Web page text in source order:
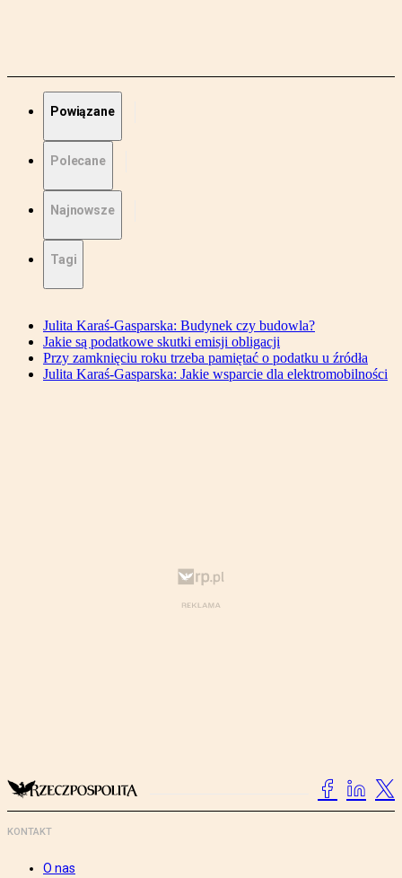
Powiązane
Polecane
Najnowsze
Tagi
Julita Karaś-Gasparska: Budynek czy budowla?
Jakie są podatkowe skutki emisji obligacji
Przy zamknięciu roku trzeba pamiętać o podatku u źródła
Julita Karaś-Gasparska: Jakie wsparcie dla elektromobilności
KONTAKT
O nas